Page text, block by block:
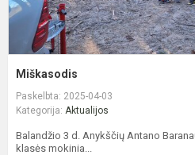
Miškasodis
Paskelbta: 2025-04-03
Kategorija: Aktualijos
Balandžio 3 d. Anykščių Antano
klasės mokinia...